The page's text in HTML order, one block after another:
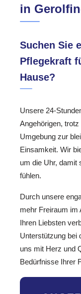
in
Suchen Sie
Pflegekraft
Hause?
Unsere 24-
Angehörigen,
Umgebung zur
Einsamkeit. Wir
um die Uhr, damit
fühlen.
Durch unsere
mehr Freiraum im
Ihren Liebsten
Unterstützung bei
uns mit Herz und
Bedürfnisse Ihrer